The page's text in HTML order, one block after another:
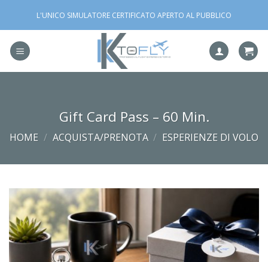
L'UNICO SIMULATORE CERTIFICATO APERTO AL PUBBLICO
Gift Card Pass – 60 Min.
HOME / ACQUISTA/PRENOTA / ESPERIENZE DI VOLO